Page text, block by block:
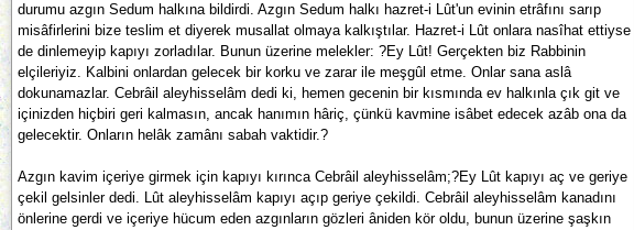
durumu azgın Sedum halkına bildirdi. Azgın Sedum halkı hazret-i Lût'un evinin etrâfını sarıp
misâfirlerini bize teslim et diyerek musallat olmaya kalkıştılar. Hazret-i Lût onlara nasîhat ettiyse
de dinlemeyip kapıyı zorladılar. Bunun üzerine melekler: ?Ey Lût! Gerçekten biz Rabbinin
elçileriyiz. Kalbini onlardan gelecek bir korku ve zarar ile meşgûl etme. Onlar sana aslâ
dokunamazlar. Cebrâil aleyhisselâm dedi ki, hemen gecenin bir kısmında ev halkınla çık git ve
içinizden hiçbiri geri kalmasın, ancak hanımın hâriç, çünkü kavmine isâbet edecek azâb ona da
gelecektir. Onların helâk zamânı sabah vaktidir.?
Azgın kavim içeriye girmek için kapıyı kırınca Cebrâil aleyhisselâm;?Ey Lût kapıyı aç ve geriye
çekil gelsinler dedi. Lût aleyhisselâm kapıyı açıp geriye çekildi. Cebrâil aleyhisselâm kanadını
önlerine gerdi ve içeriye hücum eden azgınların gözleri âniden kör oldu, bunun üzerine şaşkın